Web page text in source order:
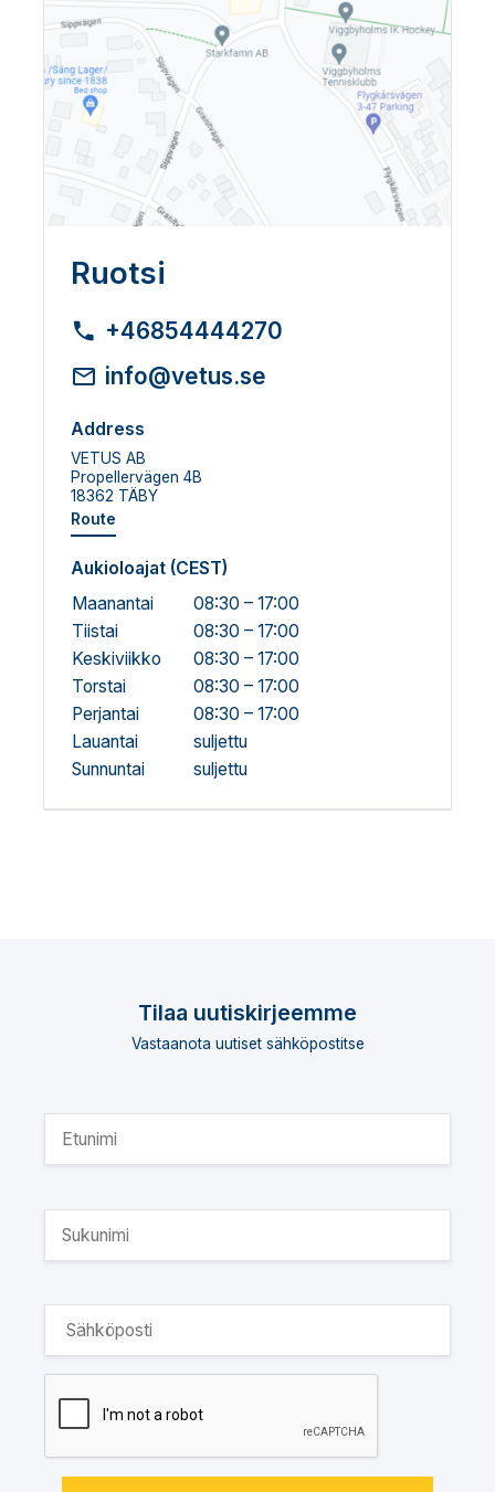
Ruotsi
+46854444270
info@vetus.se
Address
VETUS AB
Propellervägen 4B
18362 TÄBY
Route
Aukioloajat (CEST)
Maanantai
08:30 – 17:00
Tiistai
08:30 – 17:00
Keskiviikko
08:30 – 17:00
Torstai
08:30 – 17:00
Perjantai
08:30 – 17:00
Lauantai
suljettu
Sunnuntai
suljettu
Tilaa uutiskirjeemme
Vastaanota uutiset sähköpostitse